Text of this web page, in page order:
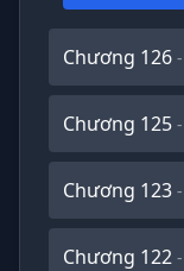
Chương 126
Chương 125
Chương 123
Chương 122